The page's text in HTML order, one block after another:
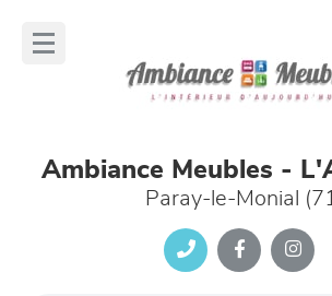
Ambiance Meubles -
Paray-le-Monial